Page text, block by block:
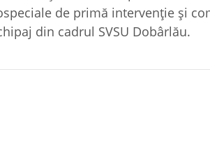
de primă intervenție și
din cadrul SVSU Dobârlău.